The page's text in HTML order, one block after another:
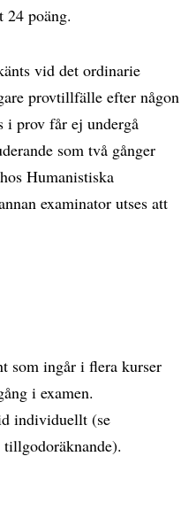
24 poäng.
vid det ordinarie
provtillfälle efter någon
i prov får ej undergå
som två gånger
Humanistiska
examinator utses att
som ingår i flera kurser
i examen.
individuellt (se